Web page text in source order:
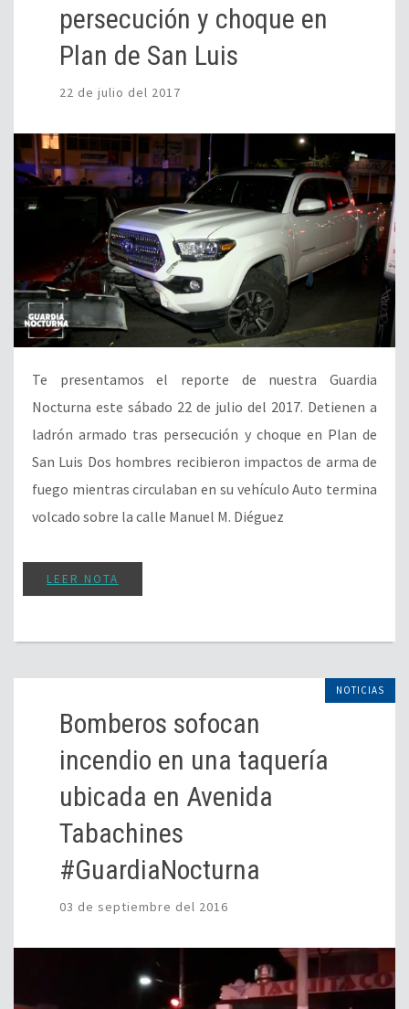
persecución y choque en
Plan de San Luis
22 de julio del 2017
Te presentamos el reporte de nuestra Guardia
Nocturna este sábado 22 de julio del 2017. Detienen a
ladrón armado tras persecución y choque en Plan de
San Luis Dos hombres recibieron impactos de arma de
fuego mientras circulaban en su vehículo Auto termina
volcado sobre la calle Manuel M. Diéguez
LEER NOTA
NOTICIAS
Bomberos sofocan
incendio en una taquería
ubicada en Avenida
Tabachines
#GuardiaNocturna
03 de septiembre del 2016